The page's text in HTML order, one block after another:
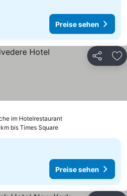
Preise sehen
Teilen
im Hotelrestaurant
bis Times Square
Preise sehen